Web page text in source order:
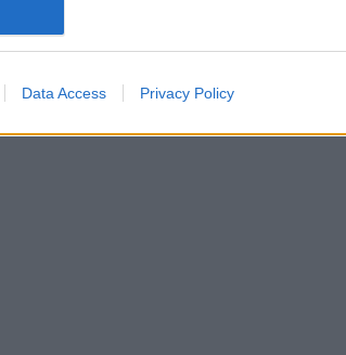
Data Access Privacy Policy